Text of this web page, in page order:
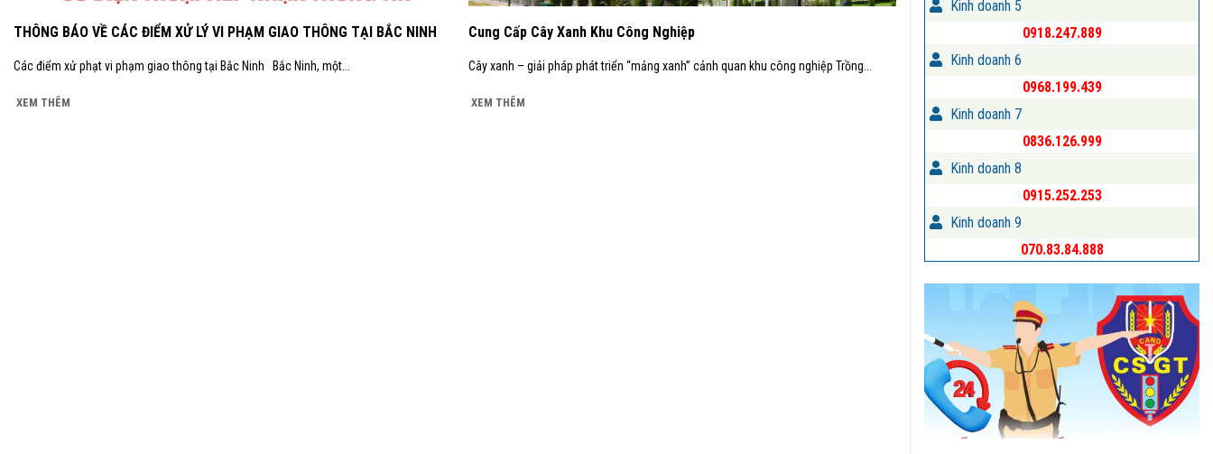
THÔNG BÁO VỀ CÁC ĐIỂM XỬ LÝ VI PHẠM GIAO THÔNG TẠI BẮC NINH
Các điểm xử phạt vi phạm giao thông tại Bắc Ninh Bắc Ninh, một...
XEM THÊM
Cung Cấp Cây Xanh Khu Công Nghiệp
Cây xanh – giải pháp phát triển “mảng xanh” cảnh quan khu công nghiệp Trồng...
XEM THÊM
Kinh doanh 5
0918.247.889
Kinh doanh 6
0968.199.439
Kinh doanh 7
0836.126.999
Kinh doanh 8
0915.252.253
Kinh doanh 9
070.83.84.888